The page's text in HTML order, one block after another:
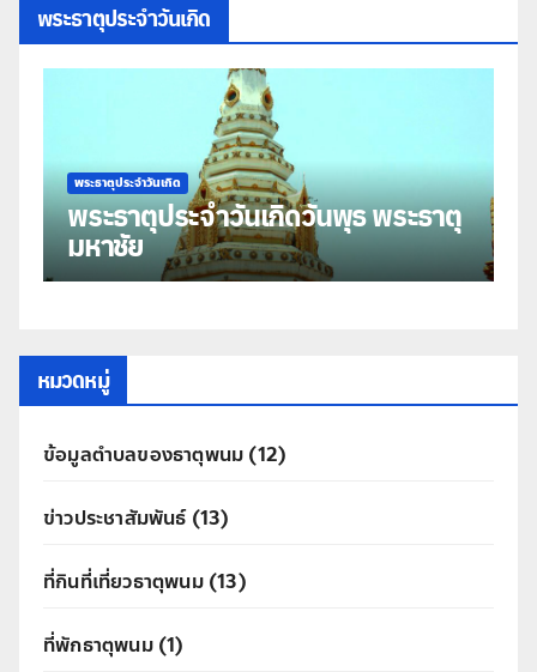
พระธาตุประจำวันเกิด
พระธาตุประจำวันเกิด
พระธาตุประจำวันเกิดวันพุธ พระธาตุ
มหาชัย
หมวดหมู่
ข้อมูลตำบลของธาตุพนม (12)
ข่าวประชาสัมพันธ์(13)
ที่กินที่เที่ยวธาตุพนม(13)
ที่พักธาตุพนม(1)